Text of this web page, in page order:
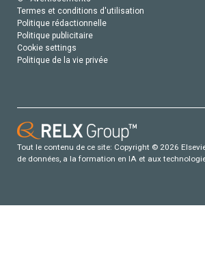
Termes et conditions d'utilisation
Politique rédactionnelle
Politique publicitaire
Cookie settings
Politique de la vie privée
Tout le contenu de ce site: Copyright © 2026
de données, a la formation en IA et aux